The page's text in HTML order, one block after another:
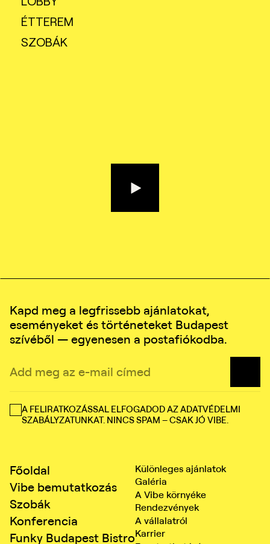
ÉTTEREM
SZOBÁK
Főoldal
Vibe bemutatkozás
Szobák
Konferencia
Funky Budapest Bistro
Különleges ajánlatok
Galéria
A Vibe környéke
Rendezvények
A vállalatról
Karrier
Kapd meg a legfrissebb ajánlatokat,
eseményeket és történeteket Budapest
szívéből — egyenesen a postafiókodba.
A FELIRATKOZÁSSAL ELFOGADOD AZ ADATVÉDELMI
SZABÁLYZATUNKAT. NINCS SPAM – CSAK JÓ VIBE.